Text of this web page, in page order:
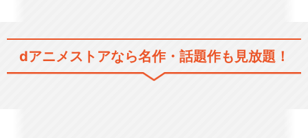
dアニメストアなら名作・話題作も見放題！